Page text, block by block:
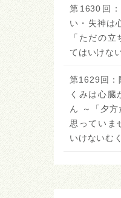
第1630回
い・失神は
「ただの
てはいけな
第1629回：
くみは心臓
ん ～「夕方
思っていま
いけないむ